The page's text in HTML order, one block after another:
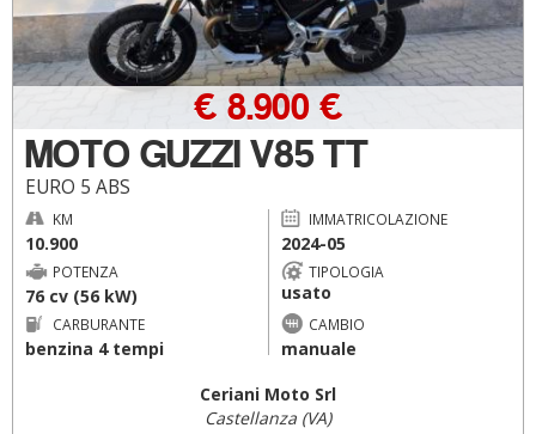
MOTO GUZZI V85 TT
EURO 5 ABS
€ 8.900 €
KM
10.900
IMMATRICOLAZIONE
2024-05
POTENZA
76 cv (56 kW)
TIPOLOGIA
usato
CARBURANTE
benzina 4 tempi
CAMBIO
manuale
Ceriani Moto Srl
Castellanza (VA)